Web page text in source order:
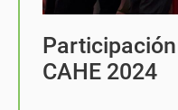
CAHE 2024